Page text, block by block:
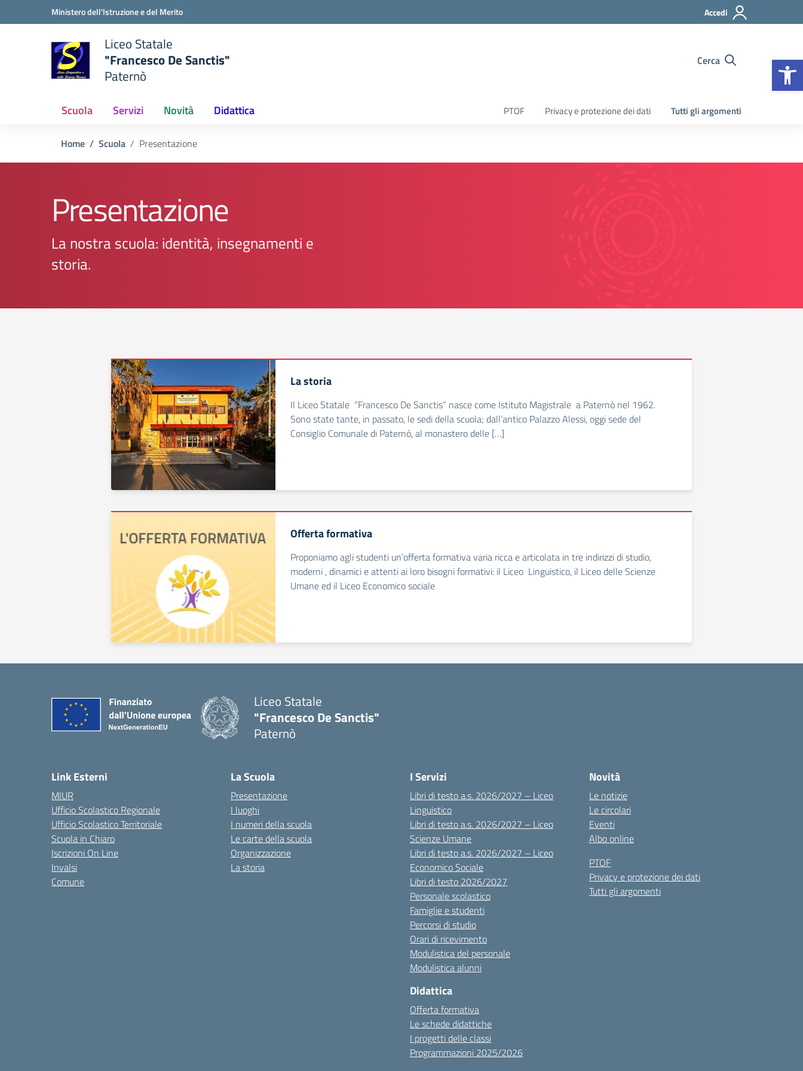
Vai ai contenuti
Vai al menu di navigazioneMinistero dell'Istruzione e del Merito Accedi
scuola
Liceo Statale
"Francesco De Sanctis"
Paternò
Cerca
Scuola Servizi Novità Didattica PTOF Privacy e protezione dei dati Tutti gli argomenti
Home Scuola Presentazione
Presentazione
La nostra scuola: identità, insegnamenti e
storia.
La storia
Il Liceo Statale “Francesco De Sanctis” nasce come Istituto Magistrale a Paternò nel 1962.
Sono state tante, in passato, le sedi della scuola; dall’antico Palazzo Alessi, oggi sede del
Consiglio Comunale di Paternò, al monastero delle […]
Offerta formativa
Proponiamo agli studenti un’offerta formativa varia ricca e articolata in tre indirizzi di studio,
moderni , dinamici e attenti ai loro bisogni formativi: il Liceo Linguistico, il Liceo delle Scienze
Umane ed il Liceo Economico sociale
Liceo Statale
"Francesco De Sanctis"
Paternò
Link Esterni
MIUR
Ufficio Scolastico Regionale
Ufficio Scolastico Territoriale
Scuola in Chiaro
Iscrizioni On Line
Invalsi
Comune
La Scuola
Presentazione
I luoghi
I numeri della scuola
Le carte della scuola
Organizzazione
La storia
I Servizi
Libri di testo a.s. 2026/2027 – Liceo
Linguistico
Libri di testo a.s. 2026/2027 – Liceo
Scienze Umane
Libri di testo a.s. 2026/2027 – Liceo
Economico Sociale
Libri di testo 2026/2027
Personale scolastico
Famiglie e studenti
Percorsi di studio
Orari di ricevimento
Modulistica del personale
Modulistica alunni
Didattica
Offerta formativa
Le schede didattiche
I progetti delle classi
Programmazioni 2025/2026
Novità
Le notizie
Le circolari
Eventi
Albo online
PTOF
Privacy e protezione dei dati
Tutti gli argomenti